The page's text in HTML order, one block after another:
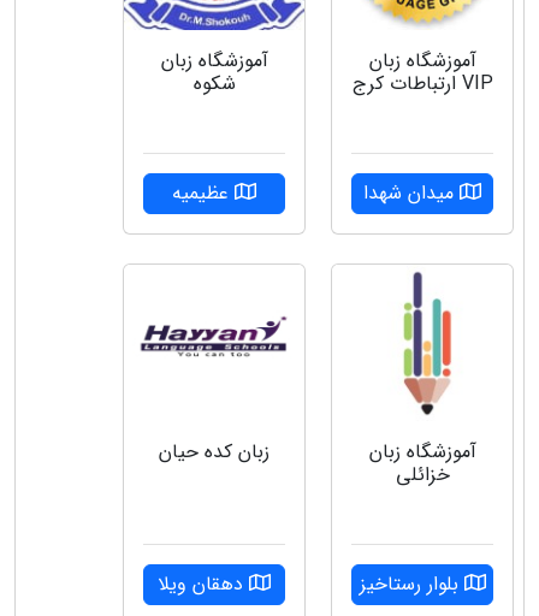
آموزشگاه زبان
VIP ارتباطات کرج
میدان شهدا
آموزشگاه زبان
شکوه
عظیمیه
آموزشگاه زبان
خزائلی
بلوار رستاخیز
زبان کده حیان
دهقان ویلا